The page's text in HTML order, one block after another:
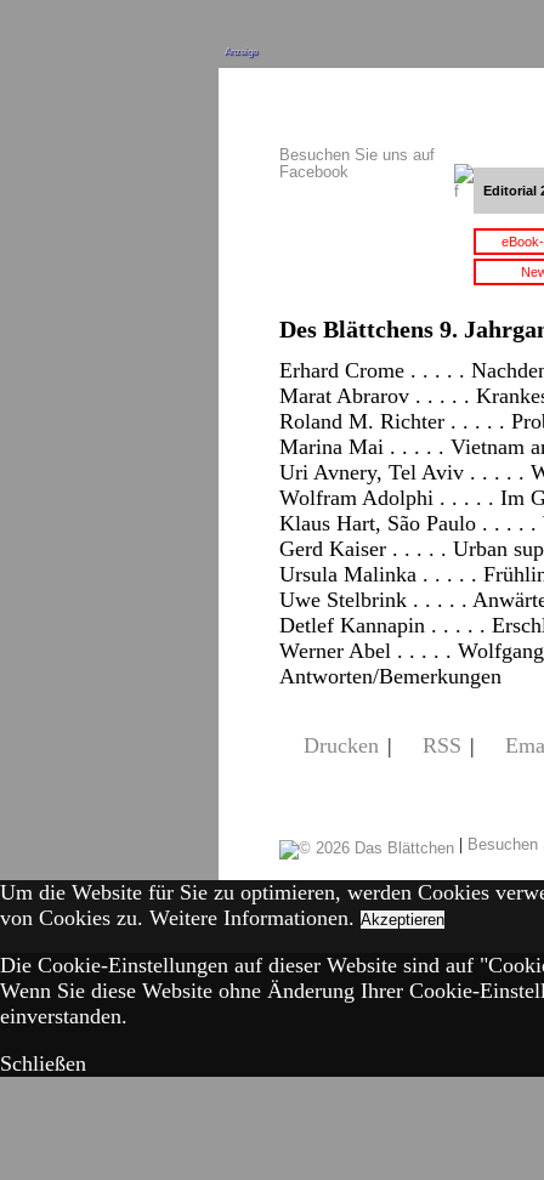
Anzeige
Besuchen Sie uns auf
Facebook
Editorial
Des Blättchens 9.
Erhard Crome . . . . .
Marat Abrarov . . . . .
Roland M. Richter . . . . .
Marina Mai . . . . . Vietnam
Uri Avnery, Tel Aviv . . . . .
Wolfram Adolphi . . . . . Im
Klaus Hart, São Paulo . . . .
Gerd Kaiser . . . . . Urban
Ursula Malinka . . . . .
Uwe Stelbrink . . . . .
Detlef Kannapin . . . . .
Werner Abel . . . . .
Antworten/Bemerkungen
Drucken | RSS |
|
Um die Website für Sie zu optimieren, werden Cookies
von Cookies zu. Weitere Informationen. Akzeptieren
Die Cookie-Einstellungen auf dieser Website sind auf
Wenn Sie diese Website ohne Änderung Ihrer Cookie-
einverstanden.
Schließen